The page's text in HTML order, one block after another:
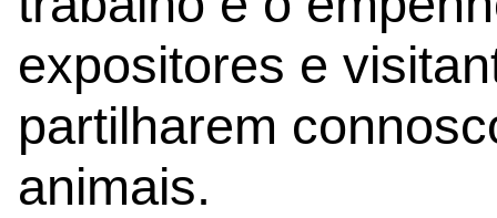
expositores e
partilharem
animais.